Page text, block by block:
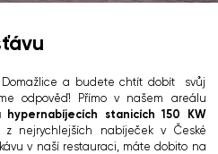
Domažlice a budete chtít dobít svůj
odpověď! Přímo v našem areálu
hypernabíjecích stanicích 150 KW
nejrychlejších nabíječek v České
v naší restauraci, máte dobito na